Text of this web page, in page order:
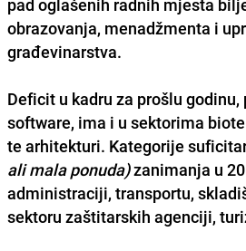
obrazovanja, menadžmenta i
građevinarstva.
Deficit u kadru za prošlu
software, ima i u sektorima
te arhitekturi. Kategorije
ali mala ponuda)zanimanja u
administraciji, transportu,
sektoru zaštitarskih agenciji,